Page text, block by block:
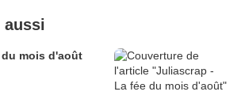
aussi
mois d'août